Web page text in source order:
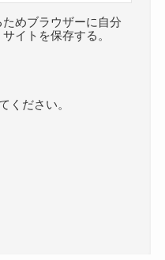
めブラウザーに自分
イトを保存する。
ください。